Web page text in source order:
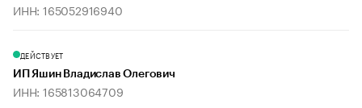
ИНН: 165052916940
ДЕЙСТВУЕТ
ИП Яшин Владислав Олегович
ИНН: 165813064709